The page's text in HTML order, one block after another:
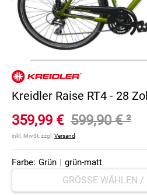
Kreidler Raise RT4 - 28
359,99 € 599,90 €²
inkl. MwSt, zzgl. Versand
Farbe: Grün | grün-matt